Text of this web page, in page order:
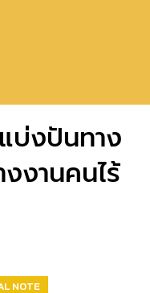
บ่งปันทาง
งานคนไร้
NOTE